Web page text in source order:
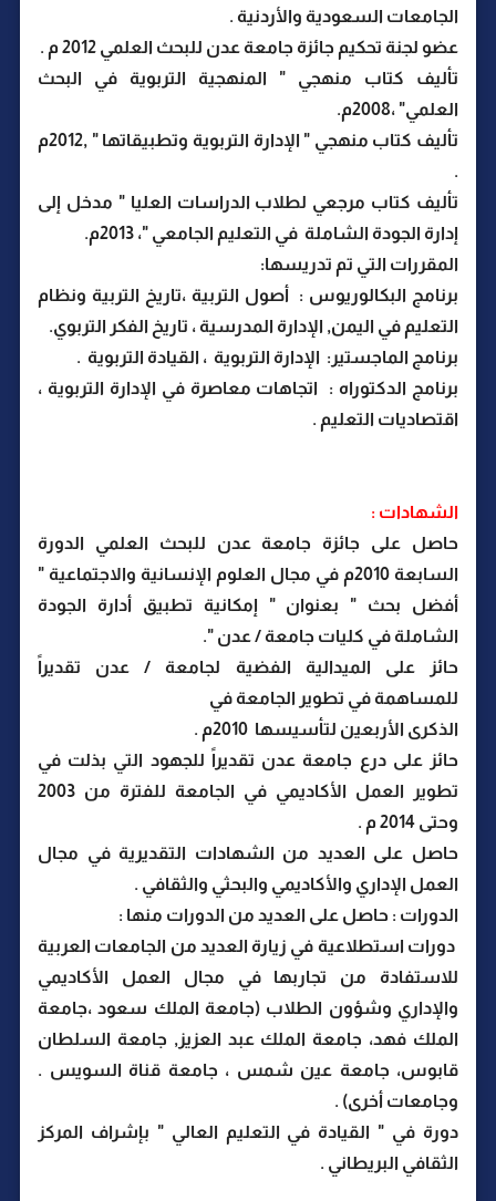
الجامعات السعودية والأردنية .
عضو لجنة تحكيم جائزة جامعة عدن للبحث العلمي 2012 م .
تأليف كتاب منهجي " المنهجية التربوية في البحث
العلمي" ،2008م.
تأليف كتاب منهجي " الإدارة التربوية وتطبيقاتها " ,2012م
.
تأليف كتاب مرجعي لطلاب الدراسات العليا " مدخل إلى
إدارة الجودة الشاملة في التعليم الجامعي "، 2013م.
المقررات التي تم تدريسها:
برنامج البكالوريوس : أصول التربية ،تاريخ التربية ونظام
التعليم في اليمن, الإدارة المدرسية ، تاريخ الفكر التربوي.
برنامج الماجستير: الإدارة التربوية ، القيادة التربوية .
برنامج الدكتوراه : اتجاهات معاصرة في الإدارة التربوية ،
اقتصاديات التعليم .
الشهادات :
حاصل على جائزة جامعة عدن للبحث العلمي الدورة
السابعة 2010م في مجال العلوم الإنسانية والاجتماعية "
أفضل بحث " بعنوان " إمكانية تطبيق أدارة الجودة
الشاملة في كليات جامعة / عدن ".
حائز على الميدالية الفضية لجامعة / عدن تقديراً
للمساهمة في تطوير الجامعة في
الذكرى الأربعين لتأسيسها 2010م .
حائز على درع جامعة عدن تقديراً للجهود التي بذلت في
تطوير العمل الأكاديمي في الجامعة للفترة من 2003
وحتى 2014 م .
حاصل على العديد من الشهادات التقديرية في مجال
العمل الإداري والأكاديمي والبحثي والثقافي .
الدورات : حاصل على العديد من الدورات منها :
دورات استطلاعية في زيارة العديد من الجامعات العربية
للاستفادة من تجاربها في مجال العمل الأكاديمي
والإداري وشؤون الطلاب (جامعة الملك سعود ،جامعة
الملك فهد، جامعة الملك عبد العزيز, جامعة السلطان
قابوس، جامعة عين شمس ، جامعة قناة السويس .
وجامعات أخرى) .
دورة في " القيادة في التعليم العالي " بإشراف المركز
الثقافي البريطاني .